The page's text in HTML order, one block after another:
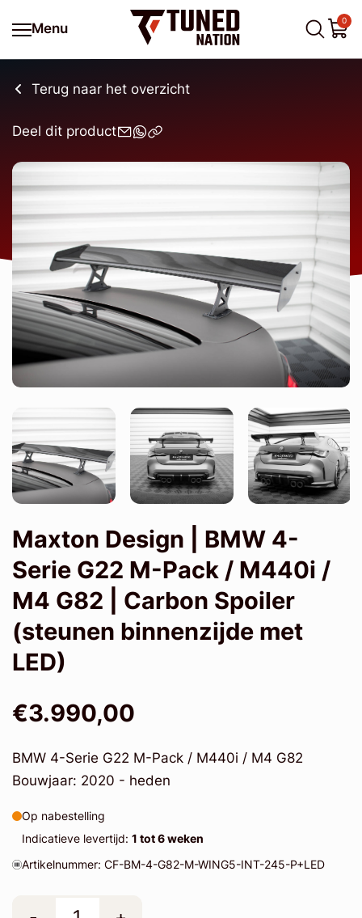
Menu
0
Terug naar het overzicht
Deel dit product
Maxton Design | BMW 4-
Serie G22 M-Pack / M440i /
M4 G82 | Carbon Spoiler
(steunen binnenzijde met
LED)
€3.990,00
BMW 4-Serie G22 M-Pack / M440i / M4 G82
Bouwjaar: 2020 - heden
Op nabestelling
Indicatieve levertijd: 1 tot 6 weken
Artikelnummer: CF-BM-4-G82-M-WING5-INT-245-P+LED